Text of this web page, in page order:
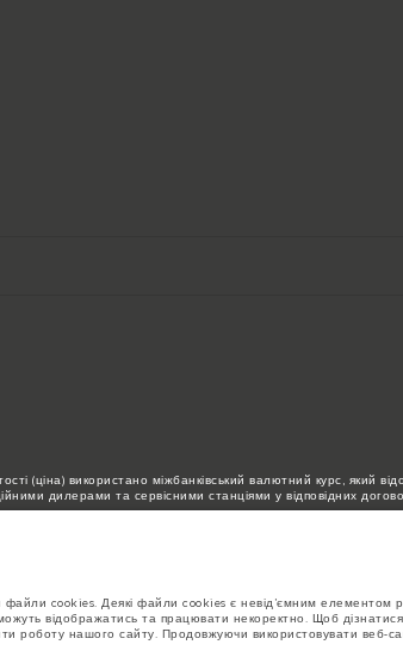
(ціна) використано міжбанківський валютний курс, який
дилерами та сервісними станціями у відповідних
можуть бути недоступними для придбання через обмеження
збірки, доступність опцій і терміни виготовлення
оздоблення та кольорові рішення. Будь ласка,
cookies. Деякі файли cookies є невід’ємним
відображатись та працювати некоректно. Щоб
роботу нашого сайту. Продовжуючи використовувати веб-